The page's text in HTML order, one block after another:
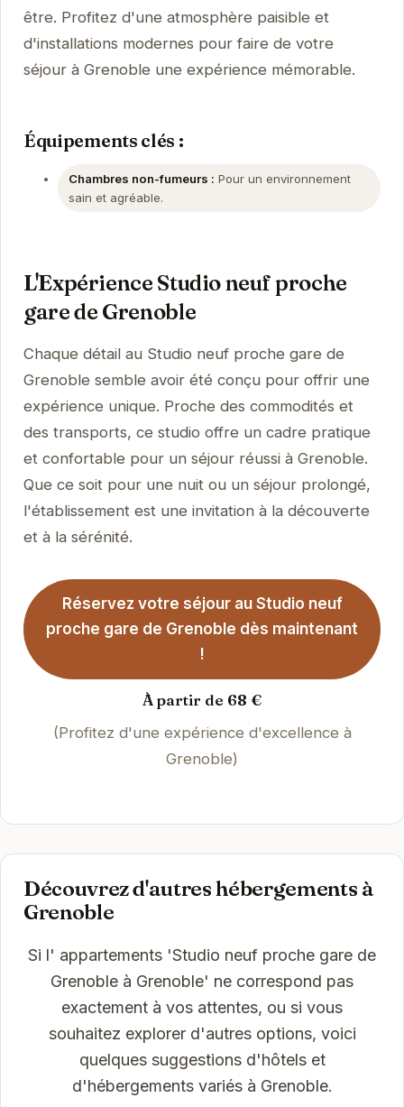
être. Profitez d'une atmosphère paisible et
d'installations modernes pour faire de votre
séjour à Grenoble une expérience mémorable.
Équipements clés :
Chambres non-fumeurs : Pour un environnement
sain et agréable.
L'Expérience Studio neuf proche
gare de Grenoble
Chaque détail au Studio neuf proche gare de
Grenoble semble avoir été conçu pour offrir une
expérience unique. Proche des commodités et
des transports, ce studio offre un cadre pratique
et confortable pour un séjour réussi à Grenoble.
Que ce soit pour une nuit ou un séjour prolongé,
l'établissement est une invitation à la découverte
et à la sérénité.
Réservez votre séjour au Studio neuf
proche gare de Grenoble dès maintenant
!
À partir de 68 €
(Profitez d'une expérience d'excellence à
Grenoble)
Découvrez d'autres hébergements à
Grenoble
Si l' appartements 'Studio neuf proche gare de
Grenoble à Grenoble' ne correspond pas
exactement à vos attentes, ou si vous
souhaitez explorer d'autres options, voici
quelques suggestions d'hôtels et
d'hébergements variés à Grenoble.